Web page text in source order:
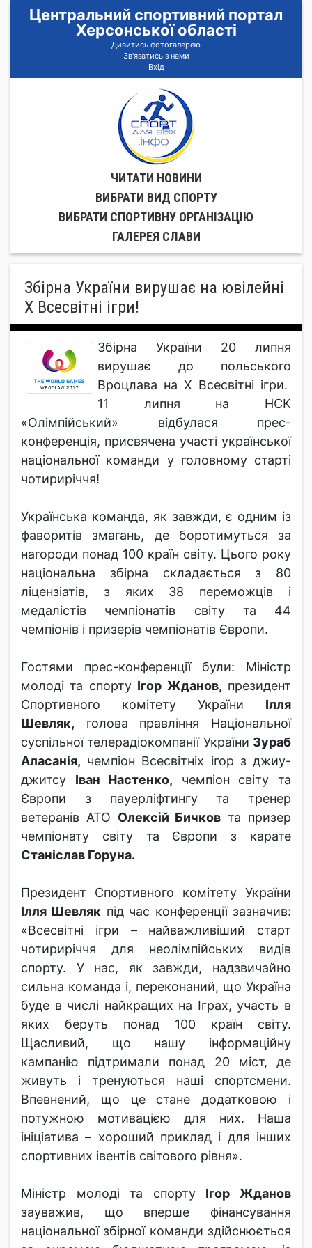
Центральний спортивний портал
Херсонської області
Дивитись фотогалерею
Зв'язатись з нами
Вхід
ЧИТАТИ НОВИНИ
ВИБРАТИ ВИД СПОРТУ
ВИБРАТИ СПОРТИВНУ ОРГАНIЗАЦIЮ
ГАЛЕРЕЯ СЛАВИ
Збірна України вирушає на ювілейні
Х Всесвітні ігри!
Збірна України 20 липня
вирушає до польського
Вроцлава на Х Всесвітні ігри.
11 липня на НСК
«Олімпійський» відбулася прес-
конференція, присвячена участі української
національної команди у головному старті
чотириріччя!
Українська команда, як завжди, є одним із
фаворитів змагань, де боротимуться за
нагороди понад 100 країн світу. Цього року
національна збірна складається з 80
ліцензіатів, з яких 38 переможців і
медалістів чемпіонатів світу та 44
чемпіонів і призерів чемпіонатів Європи.
Гостями прес-конференції були: Міністр
молоді та спорту Ігор Жданов, президент
Спортивного комітету України Ілля
Шевляк, голова правління Національної
суспільної телерадіокомпанії України Зураб
Аласанія, чемпіон Всесвітніх ігор з джиу-
джитсу Іван Настенко, чемпіон світу та
Європи з пауерліфтингу та тренер
ветеранів АТО Олексій Бичков та призер
чемпіонату світу та Європи з карате
Станіслав Горуна.
Президент Спортивного комітету України
Ілля Шевляк під час конференції зазначив:
«Всесвітні ігри – найважливіший старт
чотириріччя для неолімпійських видів
спорту. У нас, як завжди, надзвичайно
сильна команда і, переконаний, що Україна
буде в числі найкращих на Іграх, участь в
яких беруть понад 100 країн світу.
Щасливий, що нашу інформаційну
кампанію підтримали понад 20 міст, де
живуть і тренуються наші спортсмени.
Впевнений, що це стане додатковою і
потужною мотивацією для них. Наша
ініціатива – хороший приклад і для інших
спортивних івентів світового рівня».
Міністр молоді та спорту Ігор Жданов
зауважив, що вперше фінансування
національної збірної команди здійснюється